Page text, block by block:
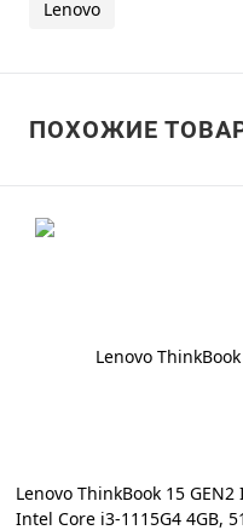
Lenovo
ПОХОЖИЕ
Lenovo ThinkBook 15
Intel Core i3-1115G4 4GB,